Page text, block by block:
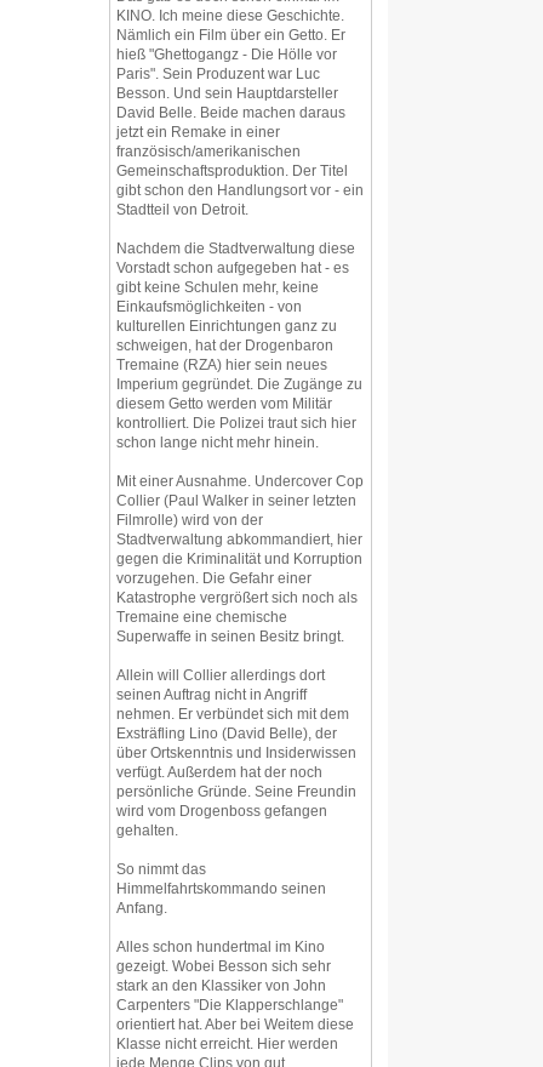
KINO. Ich meine diese Geschichte.
Nämlich ein Film über ein Getto. Er
hieß "Ghettogangz - Die Hölle vor
Paris". Sein Produzent war Luc
Besson. Und sein Hauptdarsteller
David Belle. Beide machen daraus
jetzt ein Remake in einer
französisch/amerikanischen
Gemeinschaftsproduktion. Der Titel
gibt schon den Handlungsort vor - ein
Stadtteil von Detroit.
Nachdem die Stadtverwaltung diese
Vorstadt schon aufgegeben hat - es
gibt keine Schulen mehr, keine
Einkaufsmöglichkeiten - von
kulturellen Einrichtungen ganz zu
schweigen, hat der Drogenbaron
Tremaine (RZA) hier sein neues
Imperium gegründet. Die Zugänge zu
diesem Getto werden vom Militär
kontrolliert. Die Polizei traut sich hier
schon lange nicht mehr hinein.
Mit einer Ausnahme. Undercover Cop
Collier (Paul Walker in seiner letzten
Filmrolle) wird von der
Stadtverwaltung abkommandiert, hier
gegen die Kriminalität und Korruption
vorzugehen. Die Gefahr einer
Katastrophe vergrößert sich noch als
Tremaine eine chemische
Superwaffe in seinen Besitz bringt.
Allein will Collier allerdings dort
seinen Auftrag nicht in Angriff
nehmen. Er verbündet sich mit dem
Exsträfling Lino (David Belle), der
über Ortskenntnis und Insiderwissen
verfügt. Außerdem hat der noch
persönliche Gründe. Seine Freundin
wird vom Drogenboss gefangen
gehalten.
So nimmt das
Himmelfahrtskommando seinen
Anfang.
Alles schon hundertmal im Kino
gezeigt. Wobei Besson sich sehr
stark an den Klassiker von John
Carpenters "Die Klapperschlange"
orientiert hat. Aber bei Weitem diese
Klasse nicht erreicht. Hier werden
jede Menge Clips von gut